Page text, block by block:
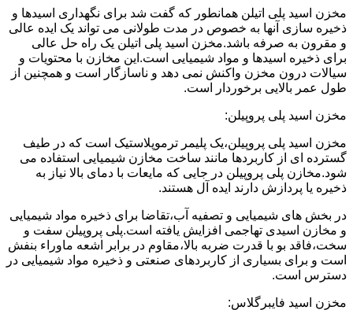
مخزن اسید پلی اتیلن همانطور که گفت شد برای نگهداری اسیدها و
ذخیره سازی آنها به خصوص در مدت طولانی می تواند یک ایده عالی
و مقرون به صرفه باشد.مخزن اسید پلی اتیلن یک راه حل عالی
برای ذخیره اسیدها و مواد شیمیایی است.این مخازن با محتویات و
سیالات درون مخزن واکنش نمی دهد و ناسازگار است و همچنین از
طول عمر بالایی برخوردار است.
مخزن اسید پلی پروپیلن:
مخزن اسید پلی پروپیلن،یک پلیمر ترموپلاستیک است که در طیف
گسترده ای از کاربردها مانند ساخت مخازن شیمیایی استفاده می
شود.مخازن پلی پروپیلن در جایی که مایعات با دمای بالا نیاز به
ذخیره یا پردازش دارند ایده آل هستند.
در بخش های شیمیایی و تصفیه آب،تقاضا برای ذخیره مواد شیمیایی
و مخازن اسیدی تهاجمی افزایش یافته است.پلی پروپیلن سفت و
سخت،فاقد بو با قدرت ضربه بالا،مقاوم در برابر اشعه ماوراء بنفش
است و برای بسیاری از کاربردهای صنعتی و ذخیره مواد شیمیایی در
دسترس است.
مخزن اسید فایبرگلاس: